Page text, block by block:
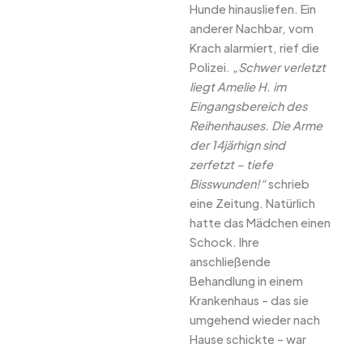
Hunde hinausliefen. Ein
anderer Nachbar, vom
Krach alarmiert, rief die
Polizei. „Schwer verletzt
liegt Amelie H. im
Eingangsbereich des
Reihenhauses. Die Arme
der 14järhign sind
zerfetzt – tiefe
Bisswunden!“schrieb
eine Zeitung. Natürlich
hatte das Mädchen einen
Schock. Ihre
anschließende
Behandlung in einem
Krankenhaus – das sie
umgehend wieder nach
Hause schickte – war